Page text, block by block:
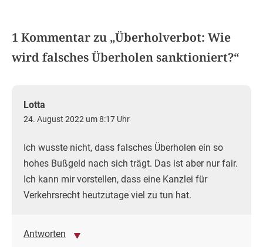
1 Kommentar zu „Überholverbot: Wie
wird falsches Überholen sanktioniert?“
Lotta
24. August 2022 um 8:17 Uhr
Ich wusste nicht, dass falsches Überholen ein so
hohes Bußgeld nach sich trägt. Das ist aber nur fair.
Ich kann mir vorstellen, dass eine Kanzlei für
Verkehrsrecht heutzutage viel zu tun hat.
Antworten